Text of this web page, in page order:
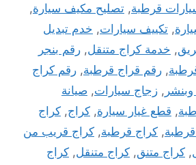
قرطبة, تصليح مكيف سيارة,
, تكييف سيارات, خدم تبديل
, خدمة كراج متنقل, رقم بنجر
, رقم قراج قرطبة, رقم كراج
, زجاج سيارات, صيانة
, قطع غيار سيارة, كراج, كراج
, كراج قرطبة, كراج قريب من
, كراج متنق, كراج متنقل, كراج